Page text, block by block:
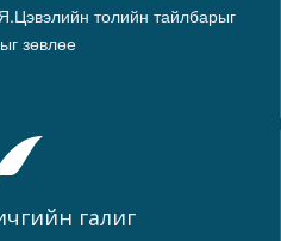
толийн тайлбарыг
зөвлөе
галиг